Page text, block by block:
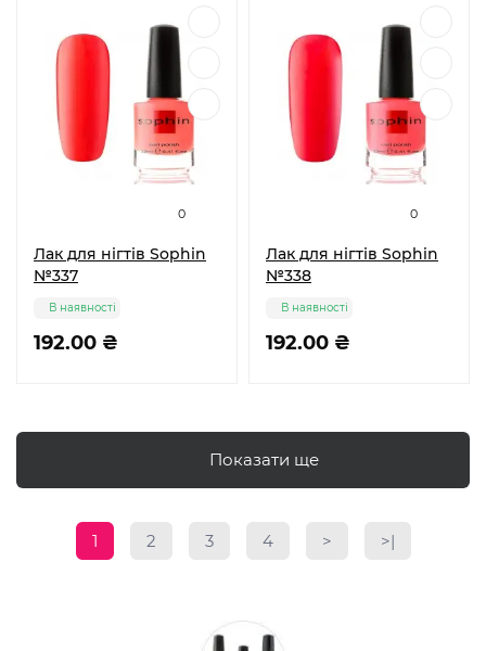
0
Лак для нігтів Sophin
№337
192.00 ₴
В наявності
0
Лак для нігтів Sophin
№338
192.00 ₴
В наявності
Показати ще
1 2 3 4 > >|